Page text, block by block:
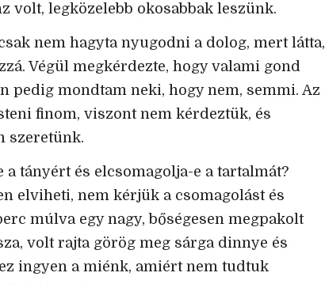
volt, legközelebb okosabbak leszünk.
nem hagyta nyugodni a dolog, mert látta,
Végül megkérdezte, hogy valami gond
pedig mondtam neki, hogy nem, semmi. Az
finom, viszont nem kérdeztük, és
szeretünk.
tányért és elcsomagolja-e a tartalmát?
elviheti, nem kérjük a csomagolást és
múlva egy nagy, bőségesen megpakolt
volt rajta görög meg sárga dinnye és
ingyen a miénk, amiért nem tudtuk